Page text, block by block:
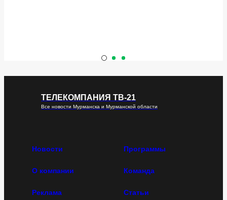
ТЕЛЕКОМПАНИЯ ТВ-21
Все новости Мурманска и Мурманской области
Новости Программы
О компании Команда
Реклама Статьи